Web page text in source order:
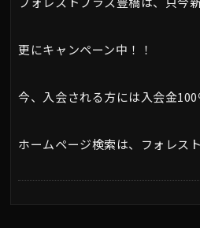
更にキャンペーン中！！
今、入会される方には入会金100
ホームページ検索は、フォレス